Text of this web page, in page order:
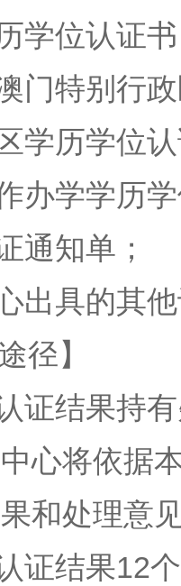
学位认证
门特别行
学历学位
办学学历
通知单；
出具的其
径】
证结果持
心将依据
和处理意
证结果12